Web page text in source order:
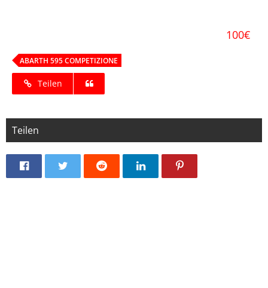
100€
ABARTH 595 COMPETIZIONE
Teilen
Teilen